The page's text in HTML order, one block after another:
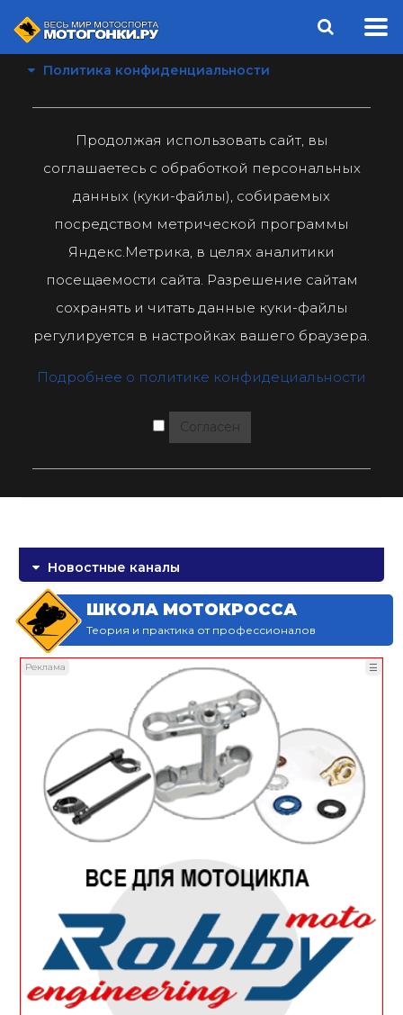
Политика конфиденциальности
Продолжая использовать сайт, вы
соглашаетесь с обработкой персональных
данных (куки-файлы), собираемых
посредством метрической программы
Яндекс.Метрика, в целях аналитики
посещаемости сайта. Разрешение сайтам
сохранять и читать данные куки-файлы
регулируется в настройках вашего браузера.
Подробнее о политике конфидециальности
Согласен
Новостные каналы
ШКОЛА МОТОКРОССА
Теория и практика от профессионалов
Реклама ☰